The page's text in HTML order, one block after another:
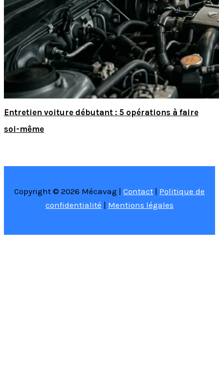
Entretien voiture débutant : 5 opérations à faire
soi-même
Copyright © 2026 Mécavag | Contact | Politique de
confidentialité | Mentions légales